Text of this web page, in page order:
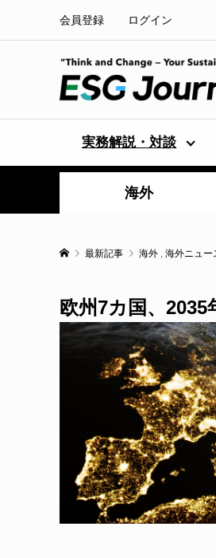
会員登録 ログイン
実務解説・対談
海外
最新記事 海外 , 海外ニュー
欧州7カ国、